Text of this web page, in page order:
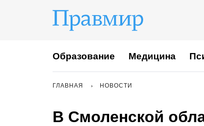
Образование Медицина
ГЛАВНАЯ НОВОСТИ
В Смоленской